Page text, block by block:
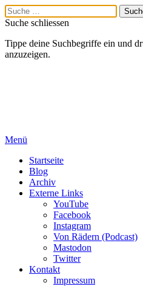
Suche schliessen
Tippe deine Suchbegriffe ein und
anzuzeigen.
Menü
Startseite
Blog
Archiv
Externe Links
YouTube
Facebook
Instagram
Von Rädern (Podcast)
Mastodon
Twitter
Kontakt
Impressum